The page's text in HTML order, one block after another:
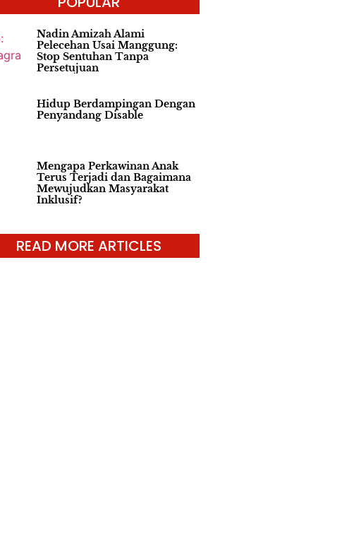
Nadin Amizah Alami
Pelecehan Usai Manggung:
Stop Sentuhan Tanpa
Persetujuan
Hidup Berdampingan Dengan
Penyandang Disable
Mengapa Perkawinan Anak
Terus Terjadi dan Bagaimana
Mewujudkan Masyarakat
Inklusif?
READ MORE ARTICLES